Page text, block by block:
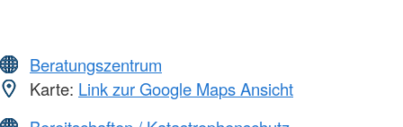
Beratungszentrum
Karte: Link zur Google Maps Ansicht